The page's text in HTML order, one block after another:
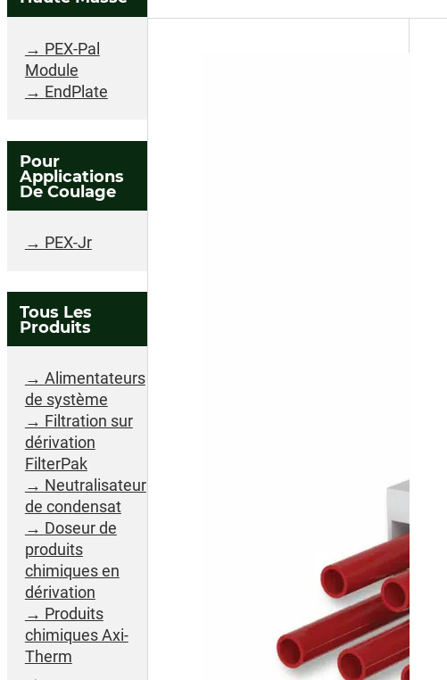
Doseur de produits
PEX-Pal
Module
EndPlate
Pour
Applications
De Coulage
PEX-Jr
Tous Les
Produits
Alimentateurs
de système
Filtration sur
dérivation
FilterPak
Neutralisateur
de condensat
Doseur de
produits
chimiques en
dérivation
Produits
chimiques Axi-
Therm